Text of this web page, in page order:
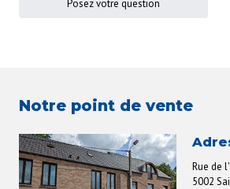
Posez votre question
Notre point de vente
Rue de
5002